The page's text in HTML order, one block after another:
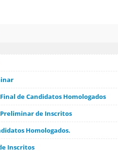
de Candidatos Homologados
de Inscritos
Homologados.
Inscritos